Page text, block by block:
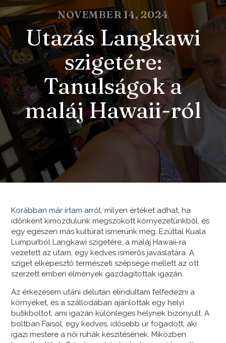
NOVEMBER 14, 2024
Utazás Langkawi
szigetére:
Tanulságok a
maláj Hawaii-ról
Korábban már írtam arról, milyen értéket adhat, ha
időnként kimozdulunk megszokott környezetünkből, és
egy egészen más kultúrát ismerünk meg. Ezúttal Kuala
Lumpurból Langkawi szigetére, a maláj Hawaii-ra
vezetett az utam, egy kedves ismerős javaslatára. A
sziget elképesztő természeti szépsége mellett az ott
szerzett emberi élmények gazdagítottak igazán.
Az érkezésem utáni délután elindultam felfedezni a
környéket, és a szállodában ajánlottak egy helyi
butikboltot, ami igazán különleges helynek bizonyult. A
boltban Faisol, egy kedves, idősebb úr fogadott, aki
igazi mestere a női ruhák készítésének. Miközben